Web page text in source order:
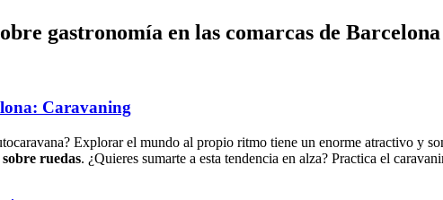
gastronomía en las comarcas de Barcelona
Caravaning
Explorar el mundo al propio ritmo tiene un enorme atractivo y
ruedas. ¿Quieres sumarte a esta tendencia en alza? Practica el